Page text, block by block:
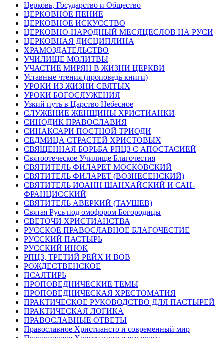
Церковь, Государство и Общество
ЦЕРКОВНОЕ ПЕНИЕ
ЦЕРКОВНОЕ ИСКУССТВО
ЦЕРКОВНО-НАРОДНЫЙ МЕСЯЦЕСЛОВ НА РУСИ
ЦЕРКОВНАЯ ДИСЦИПЛИНА
ХРАМОЗДАТЕЛЬСТВО
УЧИЛИЩЕ МОЛИТВЫ
УЧАСТИЕ МИРЯН В ЖИЗНИ ЦЕРКВИ
Уставные чтения (проповедь книги)
УРОКИ ИЗ ЖИЗНИ СВЯТЫХ
УРОКИ БОГОСЛУЖЕНИЯ
Узкий путь в Царство Небесное
СЛУЖЕНИЕ ЖЕНЩИНЫ ХРИСТИАНКИ
СИНОДИК ПРАВОСЛАВИЯ
СИНАКСАРИ ПОСТНОЙ ТРИОДИ
СЕДМИЦА СТРАСТЕЙ ХРИСТОВЫХ
СВЯЩЕННАЯ БОРЬБА РПЦЗ С АПОСТАСИЕЙ
Святоотеческое Училище Благочестия
СВЯТИТЕЛЬ ФИЛАРЕТ МОСКОВСКИЙ
СВЯТИТЕЛЬ ФИЛАРЕТ (ВОЗНЕСЕНСКИЙ)
СВЯТИТЕЛЬ ИОАНН ШАНХАЙСКИЙ И САН-
ФРАНЦИССКИЙ
СВЯТИТЕЛЬ АВЕРКИЙ (ТАУШЕВ)
Святая Русь под омофором Богородицы
СВЕТОЧИ ХРИСТИАНСТВА
РУССКОЕ ПРАВОСЛАВНОЕ БЛАГОЧЕСТИЕ
РУССКИЙ ПАСТЫРЬ
РУССКИЙ ИНОК
РПЦЗ, ТРЕТИЙ РЕЙХ И ВОВ
РОЖДЕСТВЕНСКОЕ
ПСАЛТИРЬ
ПРОПОВЕДНИЧЕСКИЕ ТЕМЫ
ПРОПОВЕДНИЧЕСКАЯ ХРЕСТОМАТИЯ
ПРАКТИЧЕСКОЕ РУКОВОДСТВО ДЛЯ ПАСТЫРЕЙ
ПРАКТИЧЕСКАЯ ЛОГИКА
ПРАВОСЛАВНЫЕ ОТВЕТЫ
Православное Христиансто и современный мир